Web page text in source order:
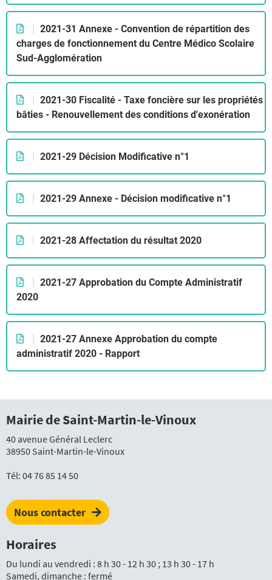
2021-31 Annexe - Convention de répartition des
charges de fonctionnement du Centre Médico Scolaire
Sud-Agglomération
2021-30 Fiscalité - Taxe foncière sur les propriétés
bâties - Renouvellement des conditions d'exonération
2021-29 Décision Modificative n°1
2021-29 Annexe - Décision modificative n°1
2021-28 Affectation du résultat 2020
2021-27 Approbation du Compte Administratif
2020
2021-27 Annexe Approbation du compte
administratif 2020 - Rapport
Mairie de Saint-Martin-le-Vinoux
40 avenue Général Leclerc
38950 Saint-Martin-le-Vinoux
Tél: 04 76 85 14 50
Nous contacter
Horaires
Du lundi au vendredi : 8 h 30 - 12 h 30 ; 13 h 30 - 17 h
Samedi, dimanche : fermé